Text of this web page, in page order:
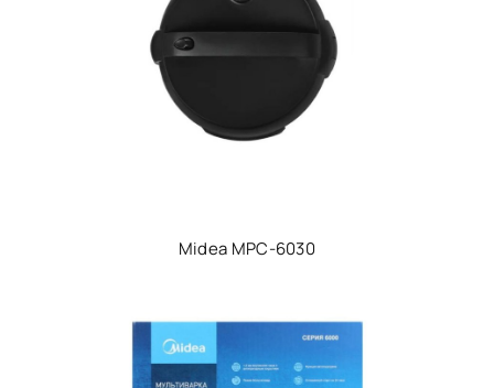
Midea MPC-6030